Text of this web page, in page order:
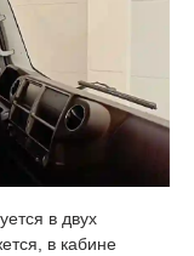
в двух
в кабине